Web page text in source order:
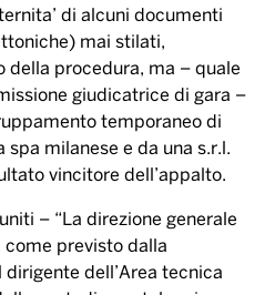
di alcuni documenti
mai stilati,
della procedura, ma – quale
giudicatrice di gara –
temporaneo di
milanese e da una s.r.l.
vincitore dell’appalto.
– “La direzione generale
come previsto dalla
dirigente dell’Area tecnica